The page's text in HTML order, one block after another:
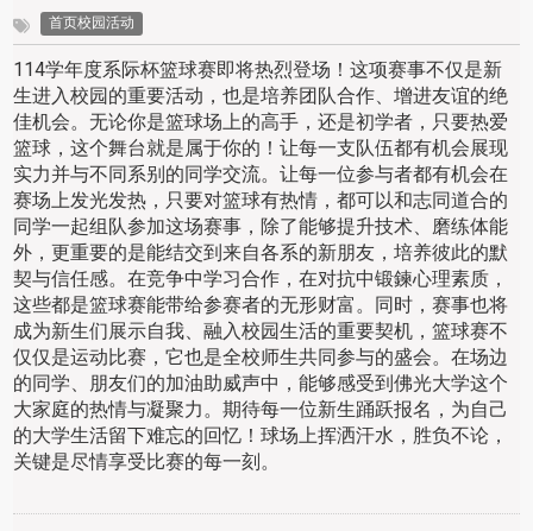
首页校园活动
114学年度系际杯篮球赛即将热烈登场！这项赛事不仅是新
生进入校园的重要活动，也是培养团队合作、增进友谊的绝
佳机会。无论你是篮球场上的高手，还是初学者，只要热爱
篮球，这个舞台就是属于你的！让每一支队伍都有机会展现
实力并与不同系别的同学交流。让每一位参与者都有机会在
赛场上发光发热，只要对篮球有热情，都可以和志同道合的
同学一起组队参加这场赛事，除了能够提升技术、磨练体能
外，更重要的是能结交到来自各系的新朋友，培养彼此的默
契与信任感。在竞争中学习合作，在对抗中锻鍊心理素质，
这些都是篮球赛能带给参赛者的无形财富。同时，赛事也将
成为新生们展示自我、融入校园生活的重要契机，篮球赛不
仅仅是运动比赛，它也是全校师生共同参与的盛会。在场边
的同学、朋友们的加油助威声中，能够感受到佛光大学这个
大家庭的热情与凝聚力。期待每一位新生踊跃报名，为自己
的大学生活留下难忘的回忆！球场上挥洒汗水，胜负不论，
关键是尽情享受比赛的每一刻。